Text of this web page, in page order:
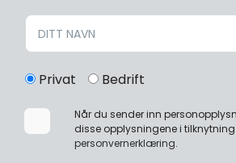
Privat Bedrift
Når du sender inn
disse opplysningene i
personvernerklæring.